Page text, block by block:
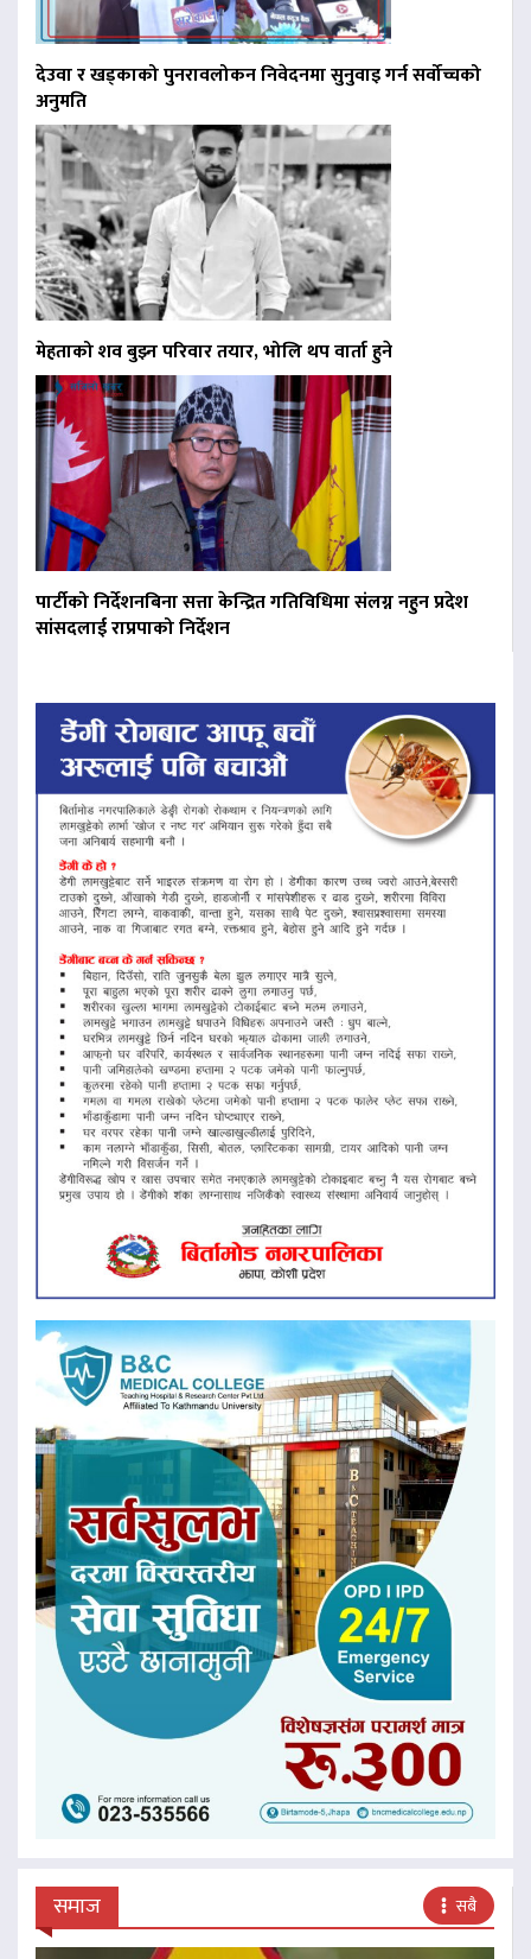
देउवा र खड्काको पुनरावलोकन निवेदनमा सुनुवाइ गर्न सर्वोच्चको
अनुमति
मेहताको शव बुझ्न परिवार तयार, भोलि थप वार्ता हुने
पार्टीको निर्देशनबिना सत्ता केन्द्रित गतिविधिमा संलग्न नहुन प्रदेश
सांसदलाई राप्रपाको निर्देशन
समाज सबै